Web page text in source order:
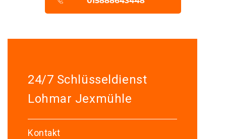
24/7 Schlüsseldienst
Lohmar Jexmühle
Kontakt